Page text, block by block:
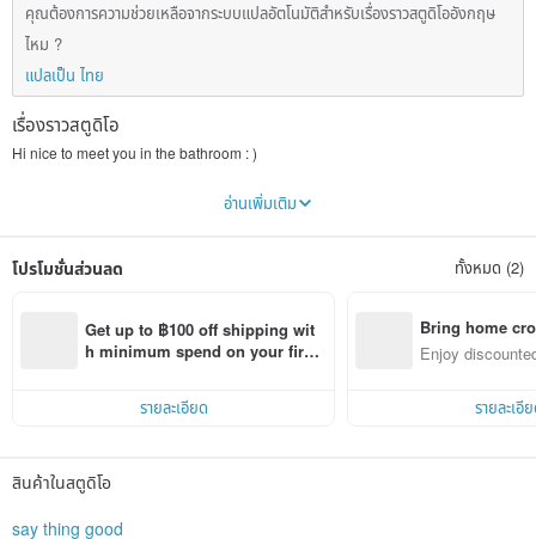
คุณต้องการความช่วยเหลือจากระบบแปลอัตโนมัติสำหรับเรื่องราวสตูดิโออังกฤษ
ไหม ?
แปลเป็น ไทย
เรื่องราวสตูดิโอ
Hi nice to meet you in the bathroom : )
“say thing good”, comes from the homophone of Taiwanese of “washing”.
We concentrate on the things which seem simple in life and let everybody
We use the highest level of moisturizing vegetable oil to make the pure natural
Say Thing Good, The Only Thing We Concentrate on.
Simple appearance. Natural scent. Return to the essence of washing and
Say Thing Good, be exquisite, be concentrated.
2. We adopt cold process and produce the soap by our own hands.
3. We use the pure natural vegetable oil and test the soap we made by
อ่านเพิ่มเติม
โปรโมชั่นส่วนลด ทั้งหมด (2)
Get up to ฿100 off shipping wit
h minimum spend on your first
รายละเอียด
Bring home
n with ease
Enjoy
รายละเอี
สินค้าในสตูดิโอ
say thing good